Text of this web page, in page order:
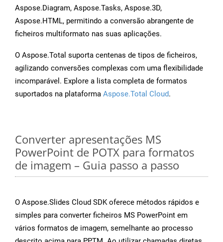
Aspose.Diagram, Aspose.Tasks, Aspose.3D,
Aspose.HTML, permitindo a conversão abrangente de
ficheiros multiformato nas suas aplicações.
O Aspose.Total suporta centenas de tipos de ficheiros,
agilizando conversões complexas com uma flexibilidade
incomparável. Explore a lista completa de formatos
suportados na plataforma Aspose.Total Cloud.
Converter apresentações MS
PowerPoint de POTX para formatos
de imagem – Guia passo a passo
O Aspose.Slides Cloud SDK oferece métodos rápidos e
simples para converter ficheiros MS PowerPoint em
vários formatos de imagem, semelhante ao processo